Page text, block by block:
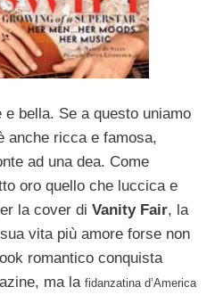
bella. Se a questo uniamo
anche ricca e famosa,
ad una dea. Come
oro quello che luccica e
la cover di Vanity Fair, la
vita più amore forse non
romantico conquista
ma la fidanzatina d’America